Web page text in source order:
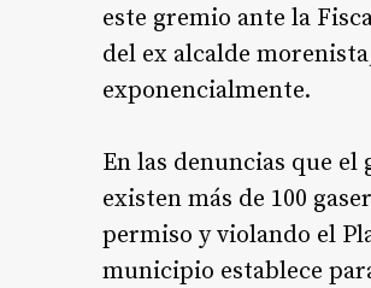
este gremio ante la
del ex alcalde
exponencialmente.
En las denuncias que
existen más de 100
permiso y violando el
municipio establece